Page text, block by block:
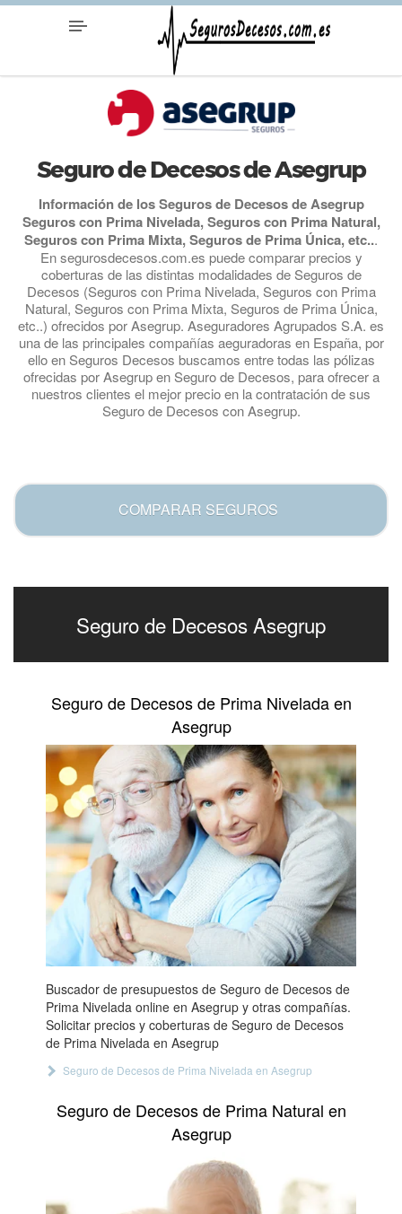
Seguro de Decesos de Asegrup
Información de los Seguros de Decesos de Asegrup
Seguros con Prima Nivelada, Seguros con Prima Natural,
Seguros con Prima Mixta, Seguros de Prima Única, etc...
En segurosdecesos.com.es puede comparar precios y
coberturas de las distintas modalidades de Seguros de
Decesos (Seguros con Prima Nivelada, Seguros con Prima
Natural, Seguros con Prima Mixta, Seguros de Prima Única,
etc..) ofrecidos por Asegrup. Aseguradores Agrupados S.A. es
una de las principales compañías aeguradoras en España, por
ello en Seguros Decesos buscamos entre todas las pólizas
ofrecidas por Asegrup en Seguro de Decesos, para ofrecer a
nuestros clientes el mejor precio en la contratación de sus
Seguro de Decesos con Asegrup.
COMPARAR SEGUROS
Seguro de Decesos Asegrup
Seguro de Decesos de Prima Nivelada en
Asegrup
Buscador de presupuestos de Seguro de Decesos de
Prima Nivelada online en Asegrup y otras compañías.
Solicitar precios y coberturas de Seguro de Decesos
de Prima Nivelada en Asegrup
Seguro de Decesos de Prima Nivelada en Asegrup
Seguro de Decesos de Prima Natural en
Asegrup